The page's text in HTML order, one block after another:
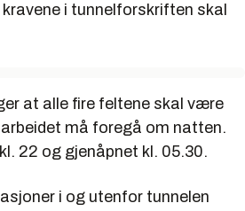
i tunnelforskriften skal
at alle fire feltene skal være
må foregå om natten.
22 og gjenåpnet kl. 05.30.
i og utenfor tunnelen